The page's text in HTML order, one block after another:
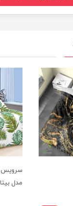
مدل بیتا